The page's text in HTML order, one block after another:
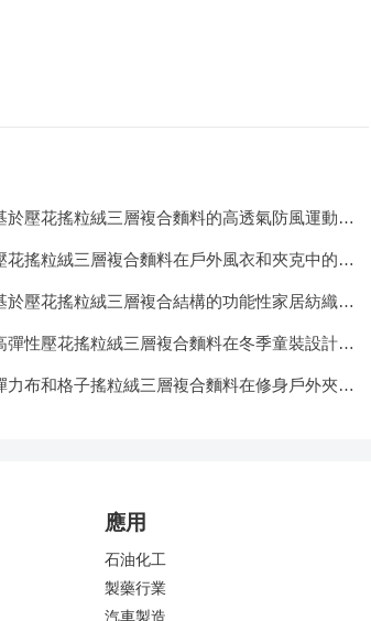
於壓花搖粒絨三層複合麵料的高透氣防風運動服
花搖粒絨三層複合麵料在戶外風衣和夾克中的應
於壓花搖粒絨三層複合結構的功能性家居紡織品
彈性壓花搖粒絨三層複合麵料在冬季童裝設計中
力布和格子搖粒絨三層複合麵料在修身戶外夾克
應用
石油化工
製藥行業
汽車製造